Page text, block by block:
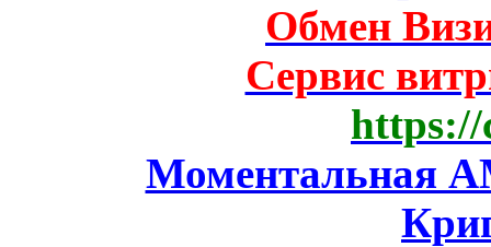
Обмен
Сервис
Моментальная